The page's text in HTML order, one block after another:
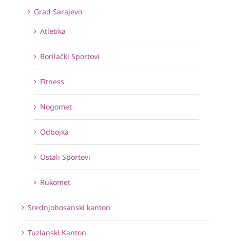
Grad Sarajevo
Atletika
Borilački Sportovi
Fitness
Nogomet
Odbojka
Ostali Sportovi
Rukomet
Srednjobosanski kanton
Tuzlanski Kanton